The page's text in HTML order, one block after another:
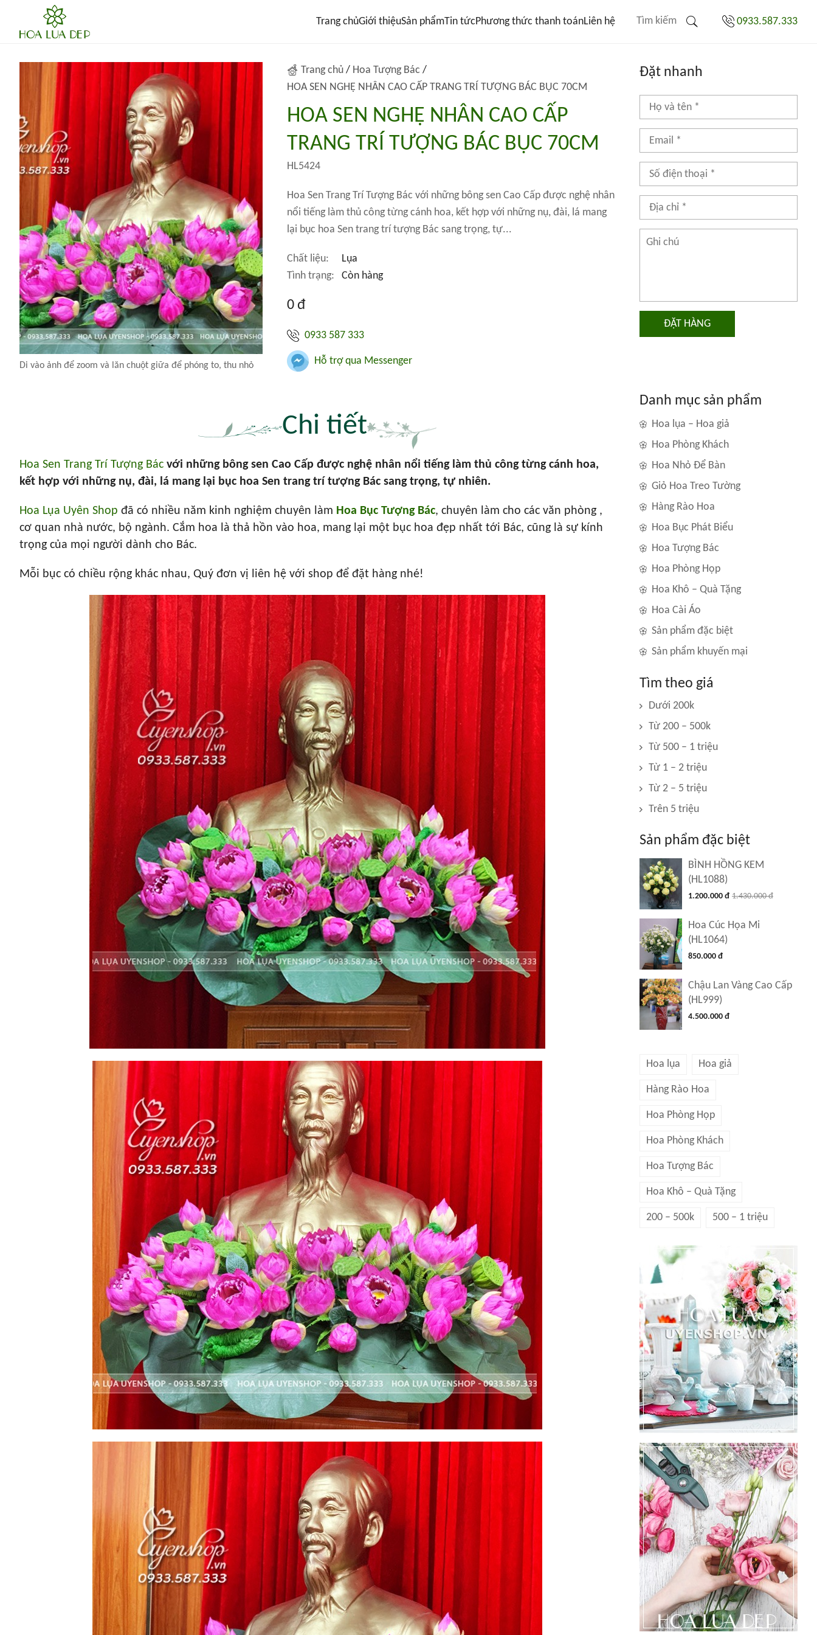
Trang chủGiới thiệuSản phẩmTin tức Phương thức thanh toánLiên hệ 0933.587.333
Di vào ảnh để zoom và lăn chuột giữa để phóng to, thu nhỏ
Trang chủ / Hoa Tượng Bác /
HOA SEN NGHỆ NHÂN CAO CẤP TRANG TRÍ TƯỢNG BÁC BỤC 70CM
HOA SEN NGHỆ NHÂN CAO CẤP
TRANG TRÍ TƯỢNG BÁC BỤC 70CM
HL5424
Hoa Sen Trang Trí Tượng Bác với những bông sen Cao Cấp được nghệ nhân
nổi tiếng làm thủ công từng cánh hoa, kết hợp với những nụ, đài, lá mang
lại bục hoa Sen trang trí tượng Bác sang trọng, tự...
Chất liệu:
Lụa
Tình trạng:
Còn hàng
0 đ
0933 587 333
Hỗ trợ qua Messenger
Đặt nhanh
ĐẶT HÀNG
Chi tiết
Hoa Sen Trang Trí Tượng Bác với những bông sen Cao Cấp được nghệ nhân nổi tiếng làm thủ công từng cánh hoa,
kết hợp với những nụ, đài, lá mang lại bục hoa Sen trang trí tượng Bác sang trọng, tự nhiên.
Hoa Lụa Uyên Shop đã có nhiều năm kinh nghiệm chuyên làm Hoa Bục Tượng Bác, chuyên làm cho các văn phòng ,
cơ quan nhà nước, bộ ngành. Cắm hoa là thả hồn vào hoa, mang lại một bục hoa đẹp nhất tới Bác, cũng là sự kính
trọng của mọi người dành cho Bác.
Mỗi bục có chiều rộng khác nhau, Quý đơn vị liên hệ với shop để đặt hàng nhé!
Danh mục sản phẩm
Hoa lụa – Hoa giả
Hoa Phòng Khách
Hoa Nhỏ Để Bàn
Giỏ Hoa Treo Tường
Hàng Rào Hoa
Hoa Bục Phát Biểu
Hoa Tượng Bác
Hoa Phòng Họp
Hoa Khô – Quà Tặng
Hoa Cài Áo
Sản phẩm đặc biệt
Sản phẩm khuyến mại
Tìm theo giá
Dưới 200k
Từ 200 – 500k
Từ 500 – 1 triệu
Từ 1 – 2 triệu
Từ 2 – 5 triệu
Trên 5 triệu
Sản phẩm đặc biệt
BÌNH HỒNG KEM
(HL1088)
1.200.000 đ 1.430.000 đ
Hoa Cúc Họa Mi
(HL1064)
850.000 đ
Chậu Lan Vàng Cao Cấp
(HL999)
4.500.000 đ
Hoa lụa Hoa giả
Hàng Rào Hoa
Hoa Phòng Họp
Hoa Phòng Khách
Hoa Tượng Bác
Hoa Khô – Quà Tặng
200 – 500k 500 – 1 triệu